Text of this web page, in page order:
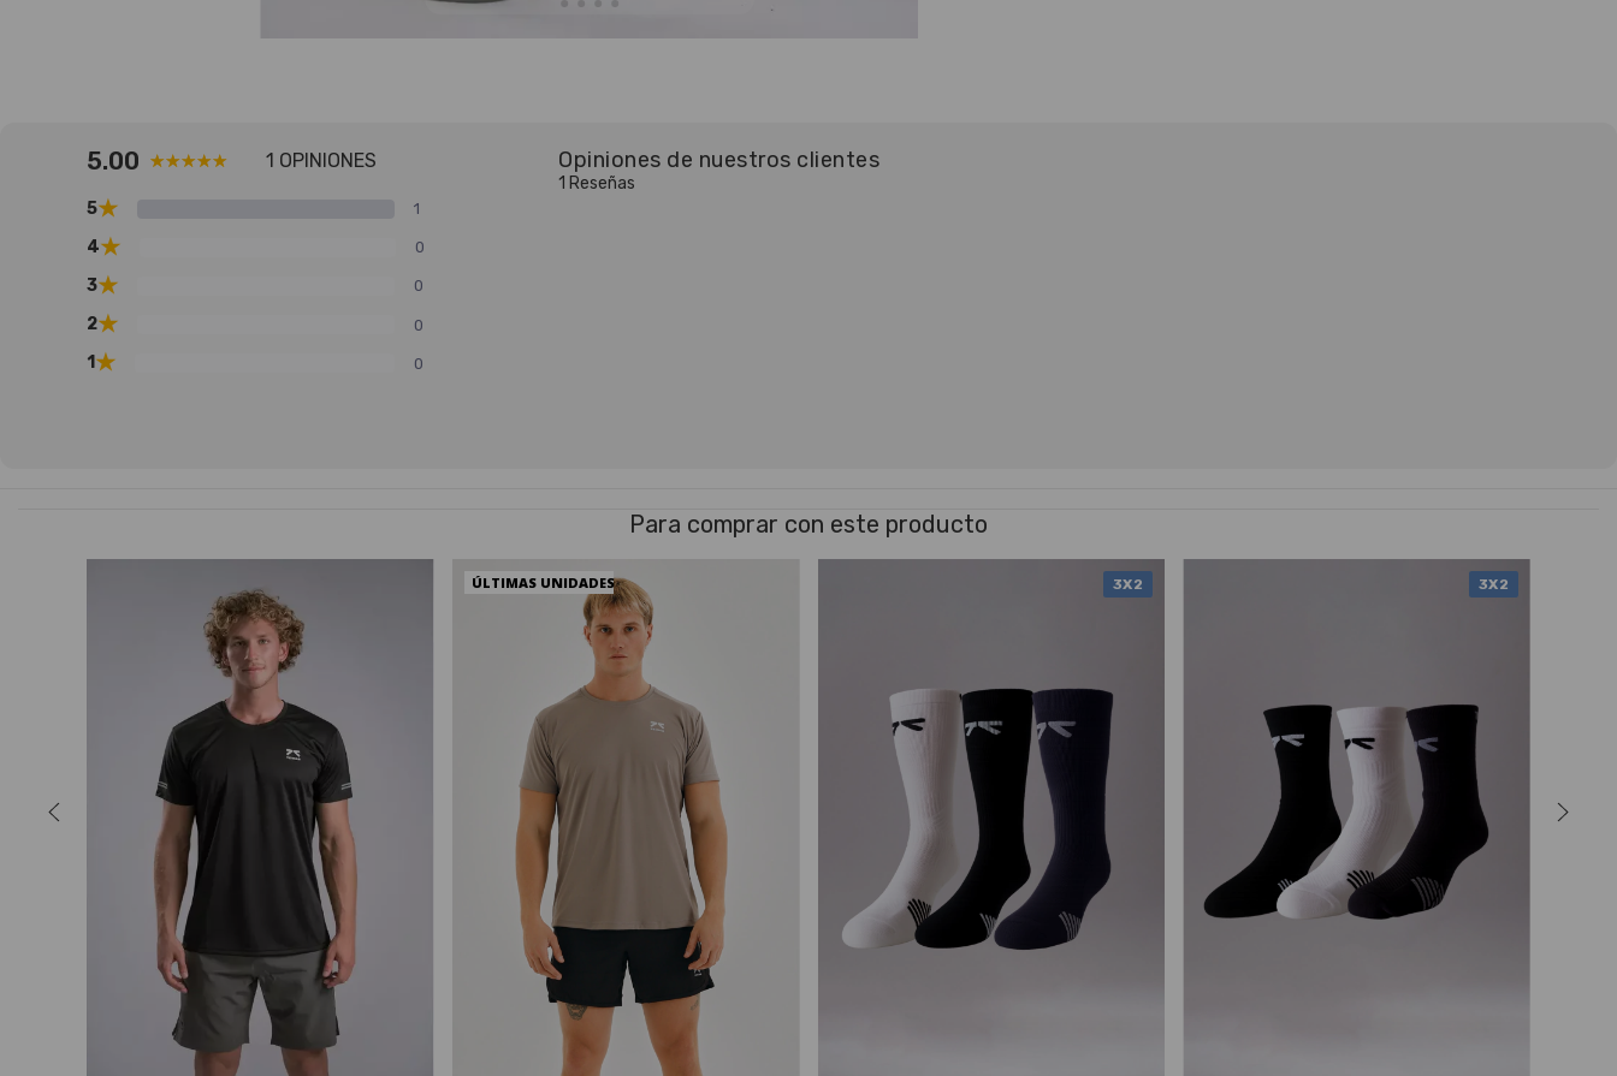
5.00 1 OPINIONES
5★ 1
4★ 0
3★ 0
2★ 0
1 ★ 0
Opiniones de nuestros clientes
1 Reseñas
Para comprar con este producto
ÚLTIMAS UNIDADES 3X2 3X2